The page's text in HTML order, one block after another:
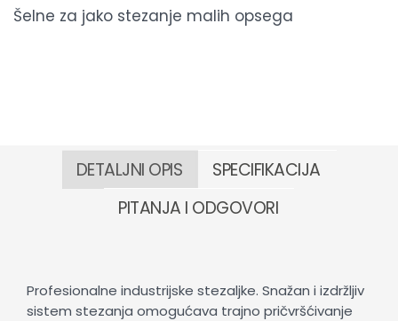
Šelne za jako stezanje malih opsega
DETALJNI OPIS
SPECIFIKACIJA
PITANJA I ODGOVORI
Profesionalne industrijske stezaljke. Snažan i izdržljiv
sistem stezanja omogućava trajno pričvršćivanje